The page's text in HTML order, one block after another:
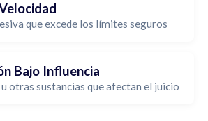
que excede los límites seguros
Bajo Influencia
otras sustancias que afectan el juicio